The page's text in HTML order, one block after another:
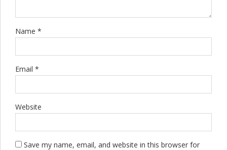
Name *
Email *
Website
Save my name, email, and website in this browser for